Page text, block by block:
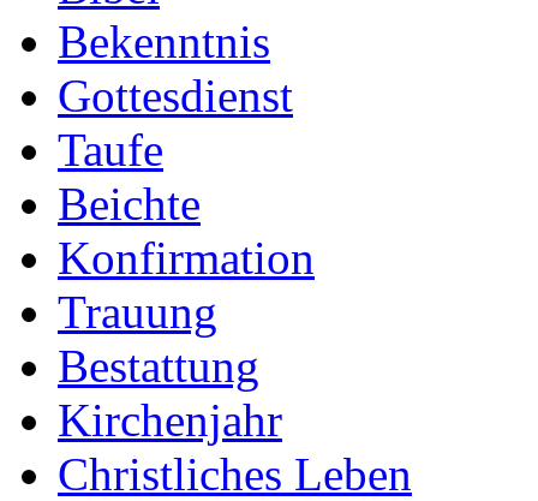
Bekenntnis
Gottesdienst
Taufe
Beichte
Konfirmation
Trauung
Bestattung
Kirchenjahr
Christliches Leben